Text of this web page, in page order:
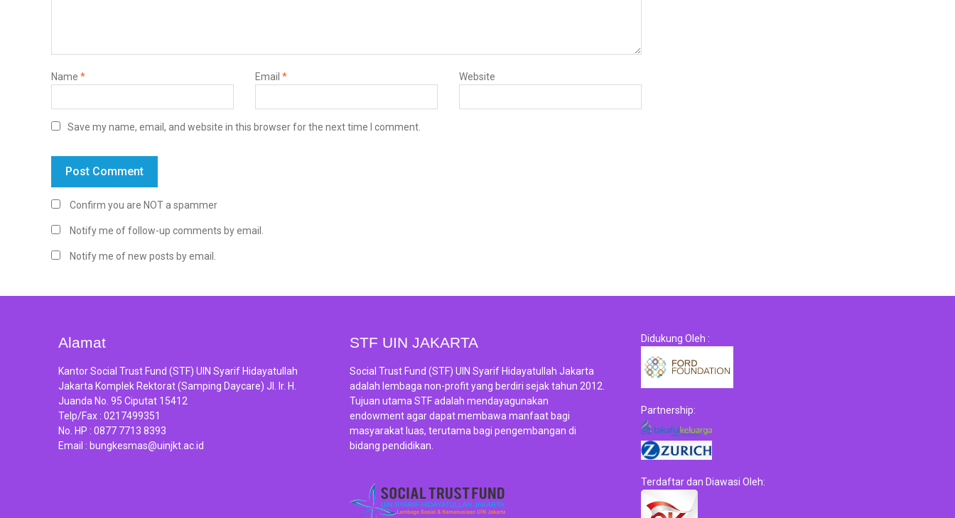
Name * Email * Website
Save my name, email, and website in this browser for the next time I comment.
Confirm you are NOT a spammer
Notify me of follow-up comments by email.
Notify me of new posts by email.
Alamat
Kantor Social Trust Fund (STF) UIN Syarif Hidayatullah
Jakarta Komplek Rektorat (Samping Daycare) Jl. Ir. H.
Juanda No. 95 Ciputat 15412
Telp/Fax : 0217499351
No. HP : 0877 7713 8393
Email : bungkesmas@uinjkt.ac.id
STF UIN JAKARTA
Social Trust Fund (STF) UIN Syarif Hidayatullah Jakarta
adalah lembaga non-profit yang berdiri sejak tahun 2012.
Tujuan utama STF adalah mendayagunakan
endowment agar dapat membawa manfaat bagi
masyarakat luas, terutama bagi pengembangan di
bidang pendidikan.
Didukung Oleh :
Partnership:
Terdaftar dan Diawasi Oleh: